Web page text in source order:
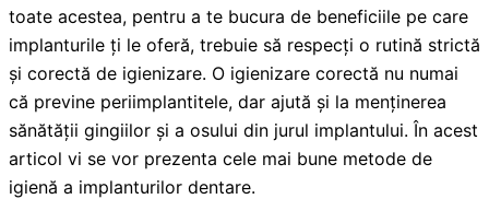
toate acestea, pentru a te bucura de beneficiile pe care
implanturile ți le oferă, trebuie să respecți o rutină strictă
și corectă de igienizare. O igienizare corectă nu numai
că previne periimplantitele, dar ajută și la menținerea
sănătății gingiilor și a osului din jurul implantului. În acest
articol vi se vor prezenta cele mai bune metode de
igienă a implanturilor dentare.